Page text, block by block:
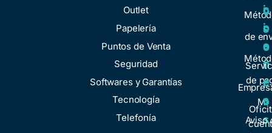
Outlet
Papelería
Puntos de Venta
Seguridad
Softwares y Garantías
Tecnología
Telefonía
de
de
Mi
o
s
o
t
r
o
s
c
i
o
n
e
s
Aviso
i
o
s